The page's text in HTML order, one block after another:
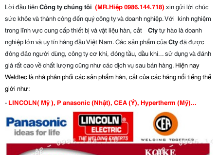
Lời đầu tiênCông ty chúng tôi (MR.Hiệp 0986.144.718) xin gửi lời chúc
sức khỏe và thành công đến quý công ty và doanh nghiệp. Với kinh nghiệm
trong lĩnh vực cung cấp thiết bị và vật liệu hàn, cắt
Ctytự hào là doanh
nghiệp lớn và uy tín hàng đầu Việt Nam. Các sản phẩm củaCtyđã được
đông đảo người dùng, công ty cơ khí, đóng tầu, dầu khí... sử dụng và đánh
giá rất cao về chất lượng cũng như các dịch vụ sau bán hàng. Hiện nay
Weldteclà nhà phân phối các sản phẩm hàn, cắt của các hãng nổi tiếng thế
giới như:
- LINCOLN( Mỹ ), P anasonic (Nhật), CEA (Ý), Hypertherm (Mỹ)...